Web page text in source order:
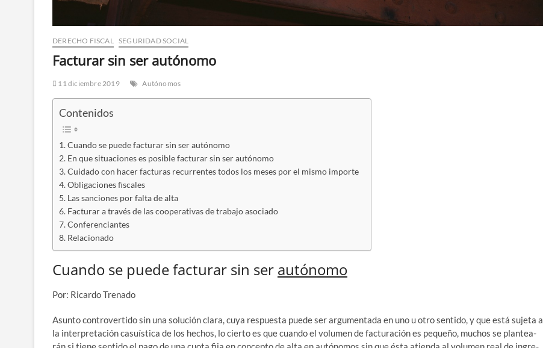
DERECHO FISCAL SEGURIDAD SOCIAL
Facturar sin ser autónomo
11 diciembre 2019 Autónomos
Con­te­ni­dos
Cuan­do se pue­de fac­tu­rar sin ser autónomo
En que situa­cio­nes es posi­ble fac­tu­rar sin ser autónomo
Cui­da­do con hacer fac­tu­ras recu­rren­tes todos los meses por el mis­mo importe
Obli­ga­cio­nes fiscales
Las san­cio­nes por fal­ta de alta
Fac­tu­rar a tra­vés de las coope­ra­ti­vas de tra­ba­jo asociado
Con­fe­ren­cian­tes
Rela­cio­na­do
Cuando se puede facturar sin ser autónomo
Por: Ricar­do Trenado
Asun­to con­tro­ver­ti­do sin una solu­ción cla­ra, cuya res­pues­ta pue­de ser argu­men­ta­da en uno u otro sen­ti­do, y que está suje­ta a
la inter­pre­ta­ción casuís­ti­ca de los hechos, lo cier­to es que cuan­do el volu­men de fac­tu­ra­ción es peque­ño, muchos se plan­tea­